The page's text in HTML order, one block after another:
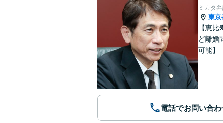
ミカタ
東京
【恵
ど離婚
可能】
電話でお問い合わ